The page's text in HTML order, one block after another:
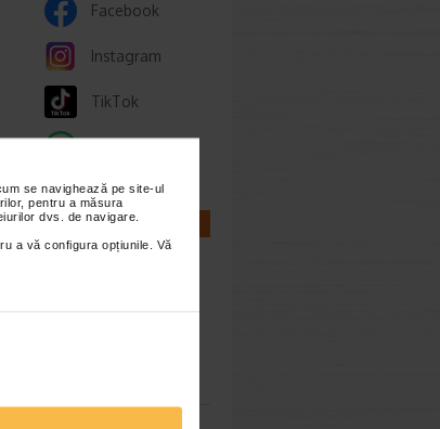
se navighează pe site-ul
pentru a măsura
dvs. de navigare.
a vă configura opțiunile. Vă
Facebook
Instagram
TikTok
CALCULATOARE